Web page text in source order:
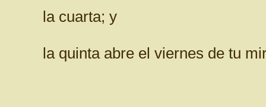
la cuarta; y
la quinta abre el viernes de tu